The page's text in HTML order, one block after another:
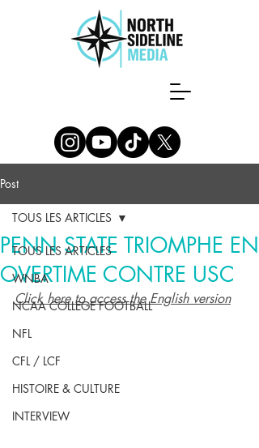
Post
TOUS LES ARTICLES
WNBA
NCAA COLLEGE FOOTBALL
NFL
CFL / LCF
HISTOIRE & CULTURE
INTERVIEW
TOUS LES ARTICLES
PENN STATE TRIOMPHE EN
OVERTIME CONTRE USC
Click here to access the English version